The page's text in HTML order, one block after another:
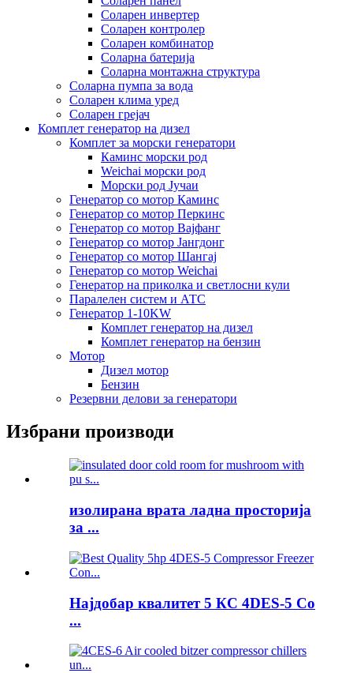
Соларен инвертер
Соларен контролер
Соларен комбинатор
Соларна батерија
Соларна монтажна структура
Соларна пумпа за вода
Соларен клима уред
Соларен грејач
Комплет генератор на дизел
Комплет за морски генератори
Каминс морски род
Weichai морски род
Морски род Јучаи
Генератор со мотор Каминс
Генератор со мотор Перкинс
Генератор со мотор Вајфанг
Генератор со мотор Јангдонг
Генератор со мотор Шангај
Генератор со мотор Weichai
Генератор на приколка и светлосни кули
Паралелен систем и АТС
Генератор 1-10KW
Комплет генератор на дизел
Комплет генератор на бензин
Мотор
Дизел мотор
Бензин
Резервни делови за генератори
Избрани производи
изолирана врата ладна просторија
за ...
Најдобар квалитет 5 КС 4DES-5 Co
...